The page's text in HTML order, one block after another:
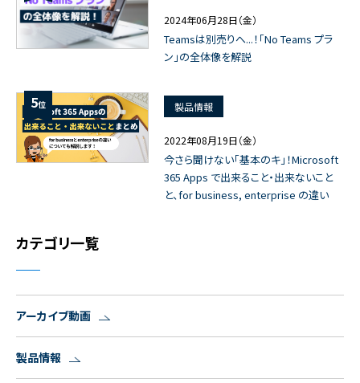
2024年06月28日（金）
Teamsは別売りへ...！「No Teams プラ
ン」の全体像を解説
5位 製品情報
2022年08月19日（金）
今さら聞けない「基本のキ」！Microsoft
365 Apps で出来ること・出来ないこと
と、for business, enterprise の違い
カテゴリ一覧
アーカイブ動画
製品情報